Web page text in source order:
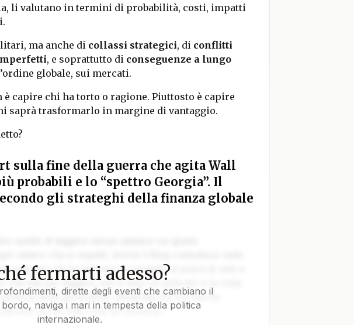
li valutano in termini di probabilità, costi, impatti
ma anche di collassi strategici, di conflitti
, e soprattutto di conseguenze a lungo
globale, sui mercati.
è capire chi ha torto o ragione. Piuttosto è capire
saprà trasformarlo in margine di vantaggio.
sulla fine della guerra che agita Wall
probabili e lo “spettro Georgia”. Il
gli strateghi della finanza globale
solo per chi ha davvero il coraggio di issare le vele e
che stai per leggere non è solo un articolo: è la rotta
della geopolitica, disegnata tra burrasche
parlano più di mille colpi di cannone.
fermarti adesso?
dirette degli eventi che cambiano il
naviga i mari in tempesta della politica
internazionale.